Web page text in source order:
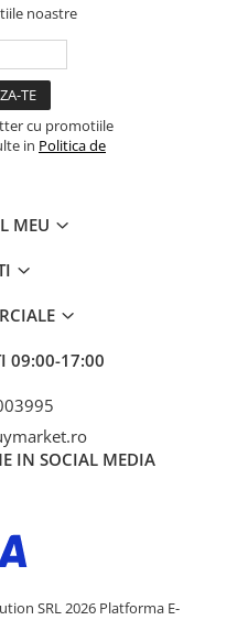
noastre
cu promotiile
in Politica de
MEU
09:00-17:00
IN SOCIAL MEDIA
SRL 2026 Platforma E-